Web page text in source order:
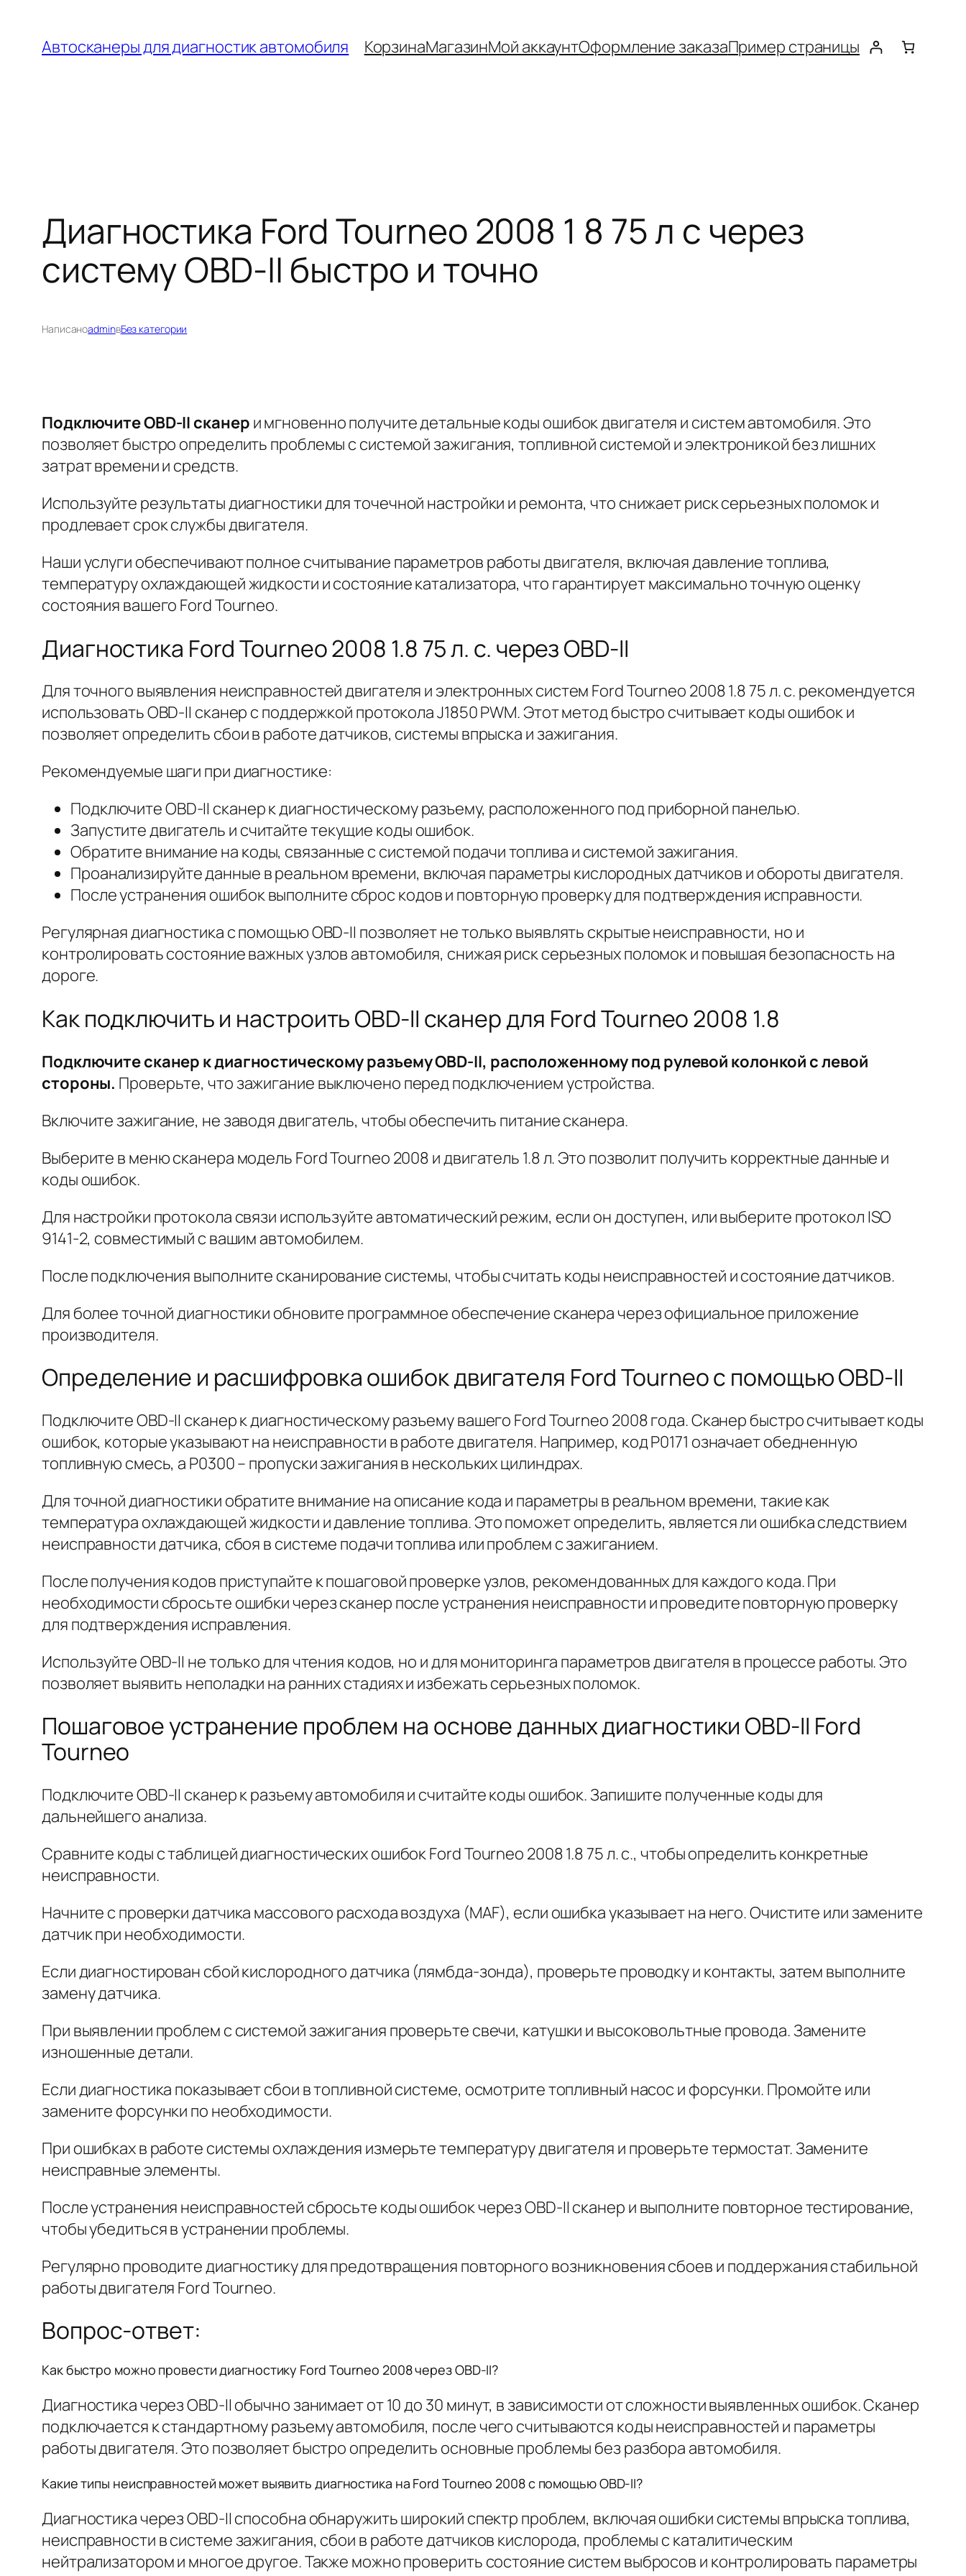
содержимому
Автосканеры для диагностик автомобиля КорзинаМагазинМой аккаунтОформление заказаПример страницы
Диагностика Ford Tourneo 2008 1 8 75 л с через
систему OBD-II быстро и точно
НаписаноadminвБез категории
Подключите OBD-II сканер и мгновенно получите детальные коды ошибок двигателя и систем автомобиля. Это
позволяет быстро определить проблемы с системой зажигания, топливной системой и электроникой без лишних
затрат времени и средств.
Используйте результаты диагностикидля точечной настройки и ремонта, что снижает риск серьезных поломок и
продлевает срок службы двигателя.
Наши услуги обеспечивают полное считывание параметров работы двигателя, включая давление топлива,
температуру охлаждающей жидкости и состояние катализатора, что гарантирует максимально точную оценку
состояния вашего Ford Tourneo.
Диагностика Ford Tourneo 2008 1.8 75 л. с. через OBD-II
Для точного выявления неисправностей двигателя и электронных систем Ford Tourneo 2008 1.8 75 л. с. рекомендуется
использовать OBD-II сканер с поддержкой протокола J1850 PWM. Этот метод быстро считывает коды ошибок и
позволяет определить сбои в работе датчиков, системы впрыска и зажигания.
Рекомендуемые шаги при диагностике:
Подключите OBD-II сканер к диагностическому разъему, расположенного под приборной панелью.
Запустите двигатель и считайте текущие коды ошибок.
Обратите внимание на коды, связанные с системой подачи топлива и системой зажигания.
Проанализируйте данные в реальном времени, включая параметры кислородных датчиков и обороты двигателя.
После устранения ошибок выполните сброс кодов и повторную проверку для подтверждения исправности.
Регулярная диагностика с помощью OBD-II позволяет не только выявлять скрытые неисправности, но и
контролировать состояние важных узлов автомобиля, снижая риск серьезных поломок и повышая безопасность на
дороге.
Как подключить и настроить OBD-II сканер для Ford Tourneo 2008 1.8
Подключите сканер к диагностическому разъему OBD-II, расположенному под рулевой колонкой с левой
стороны. Проверьте, что зажигание выключено перед подключением устройства.
Включите зажигание, не заводя двигатель, чтобы обеспечить питание сканера.
Выберите в меню сканера модель Ford Tourneo 2008 и двигатель 1.8 л. Это позволит получить корректные данные и
коды ошибок.
Для настройки протокола связи используйте автоматический режим, если он доступен, или выберите протокол ISO
9141-2, совместимый с вашим автомобилем.
После подключения выполните сканирование системы, чтобы считать коды неисправностей и состояние датчиков.
Для более точной диагностики обновите программное обеспечение сканера через официальное приложение
производителя.
Определение и расшифровка ошибок двигателя Ford Tourneo с помощью OBD-II
Подключите OBD-II сканер к диагностическому разъему вашего Ford Tourneo 2008 года. Сканер быстро считывает коды
ошибок, которые указывают на неисправности в работе двигателя. Например, код P0171 означает обедненную
топливную смесь, а P0300 – пропуски зажигания в нескольких цилиндрах.
Для точной диагностики обратите внимание на описание кода и параметры в реальном времени, такие как
температура охлаждающей жидкости и давление топлива. Это поможет определить, является ли ошибка следствием
неисправности датчика, сбоя в системе подачи топлива или проблем с зажиганием.
После получения кодов приступайте к пошаговой проверке узлов, рекомендованных для каждого кода. При
необходимости сбросьте ошибки через сканер после устранения неисправности и проведите повторную проверку
для подтверждения исправления.
Используйте OBD-II не только для чтения кодов, но и для мониторинга параметров двигателя в процессе работы. Это
позволяет выявить неполадки на ранних стадиях и избежать серьезных поломок.
Пошаговое устранение проблем на основе данных диагностики OBD-II Ford
Tourneo
Подключите OBD-II сканер к разъему автомобиля и считайте коды ошибок. Запишите полученные коды для
дальнейшего анализа.
Сравните коды с таблицей диагностических ошибок Ford Tourneo 2008 1.8 75 л. с., чтобы определить конкретные
неисправности.
Начните с проверки датчика массового расхода воздуха (MAF), если ошибка указывает на него. Очистите или замените
датчик при необходимости.
Если диагностирован сбой кислородного датчика (лямбда-зонда), проверьте проводку и контакты, затем выполните
замену датчика.
При выявлении проблем с системой зажигания проверьте свечи, катушки и высоковольтные провода. Замените
изношенные детали.
Если диагностика показывает сбои в топливной системе, осмотрите топливный насос и форсунки. Промойте или
замените форсунки по необходимости.
При ошибках в работе системы охлаждения измерьте температуру двигателя и проверьте термостат. Замените
неисправные элементы.
После устранения неисправностей сбросьте коды ошибок через OBD-II сканер и выполните повторное тестирование,
чтобы убедиться в устранении проблемы.
Регулярно проводите диагностику для предотвращения повторного возникновения сбоев и поддержания стабильной
работы двигателя Ford Tourneo.
Вопрос-ответ:
Как быстро можно провести диагностику Ford Tourneo 2008 через OBD-II?
Диагностика через OBD-II обычно занимает от 10 до 30 минут, в зависимости от сложности выявленных ошибок. Сканер
подключается к стандартному разъему автомобиля, после чего считываются коды неисправностей и параметры
работы двигателя. Это позволяет быстро определить основные проблемы без разбора автомобиля.
Какие типы неисправностей может выявить диагностика на Ford Tourneo 2008 с помощью OBD-II?
Диагностика через OBD-II способна обнаружить широкий спектр проблем, включая ошибки системы впрыска топлива,
неисправности в системе зажигания, сбои в работе датчиков кислорода, проблемы с каталитическим
нейтрализатором и многое другое. Также можно проверить состояние систем выбросов и контролировать параметры